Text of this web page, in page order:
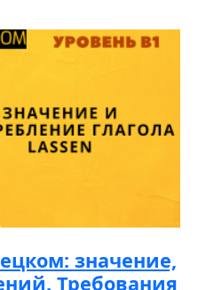
значение,
Требования